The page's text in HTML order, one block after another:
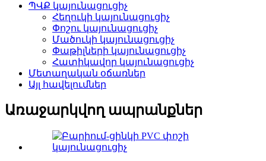
ՊՎՔ կայունացուցիչ
Հեղուկի կայունացուցիչ
Փոշու կայունացուցիչ
Մածուկի կայունացուցիչ
Փաթիլների կայունացուցիչ
Հատիկավոր կայունացուցիչ
Մետաղական օճառներ
Այլ հավելումներ
Առաջարկվող ապրանքներ